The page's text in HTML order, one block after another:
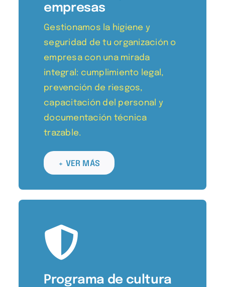
empresas
Gestionamos la higiene y
seguridad de tu organización o
empresa con una mirada
integral: cumplimiento legal,
prevención de riesgos,
capacitación del personal y
documentación técnica
trazable.
+ VER MÁS
Programa de cultura